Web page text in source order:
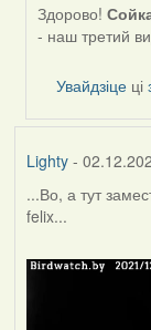
In
reply
Здорово!
- наш третий
Увайдзіце ці
Lighty-
...Во, а тут
felix...